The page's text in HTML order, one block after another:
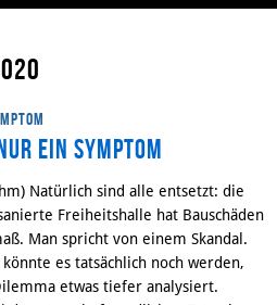
EIN SYMPTOM
Natürlich sind alle entsetzt: die
Freiheitshalle hat Bauschäden
Man spricht von einem Skandal.
es tatsächlich noch werden,
etwas tiefer analysiert.